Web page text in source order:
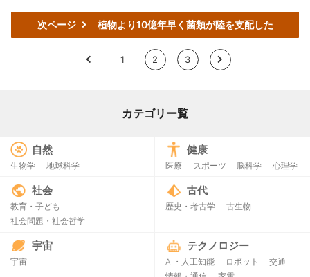
次ページ 植物より10億年早く菌類が陸を支配した
< 1 2 3 >
カテゴリー覧
自然
生物学 地球科学
健康
医療 スポーツ 脳科学 心理学
社会
教育・子ども
社会問題・社会哲学
古代
歴史・考古学 古生物
宇宙
宇宙
テクノロジー
AI・人工知能 ロボット
交通